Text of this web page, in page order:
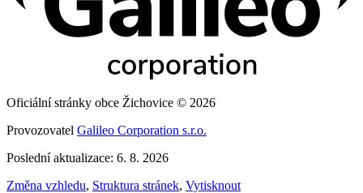
Oficiální stránky obce Žichovice © 2026
Provozovatel Galileo Corporation s.r.o.
Poslední aktualizace: 6. 8. 2026
Změna vzhledu, Struktura stránek, Vytisknout